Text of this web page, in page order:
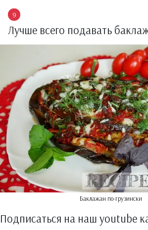
Лучше всего подавать
Баклажан по-грузински
Подписаться на наш youtube